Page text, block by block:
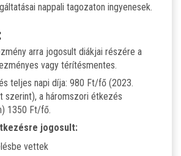
nappali tagozaton ingyenesek.
arra jogosult diákjai részére a
vagy térítésmentes.
teljes napi díja: 980 Ft/fő (2023.
szerint), a háromszori étkezés
1350 Ft/fő.
jogosult:
vettek